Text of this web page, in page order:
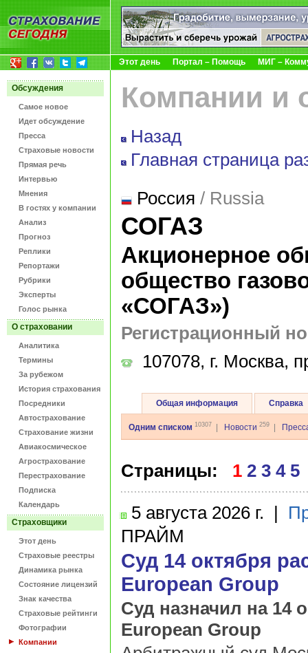
Этот день Портал – Помощь МИГ –
Обсуждения
Самое новое
Идет обсуждение
Пресса
Страховые новости
Прямая речь
Интервью
Мнения
В гостях у компании
Анализ
Прогноз
Реплики
Репортажи
Рубрики
Эксперты
Голос рынка
О страховании
Аналитика
Термины
За рубежом
История страхования
Посредники
Автострахование
Страхование жизни
Авиакосмическое
Агрострахование
Перестрахование
Подписка
Календарь
Страховщики
Этот день
Страховые реестры
Динамика рынка
Состояние лицензий
Знак качества
Страховые рейтинги
Фотографии
Компании
Компании и
Назад
Главная страница
Россия / Russia
СОГАЗ
Акционерное
общество
«СОГАЗ»)
Регистрационный
107078, г. Москва,
Общая информация Справка
Одним списком 10307 Новости 259
Страницы: 1 2 3 4 5
5 августа 2026 г. |
ПРАЙМ
Суд 14 октября
European Group
Суд назначил на 14
European Group